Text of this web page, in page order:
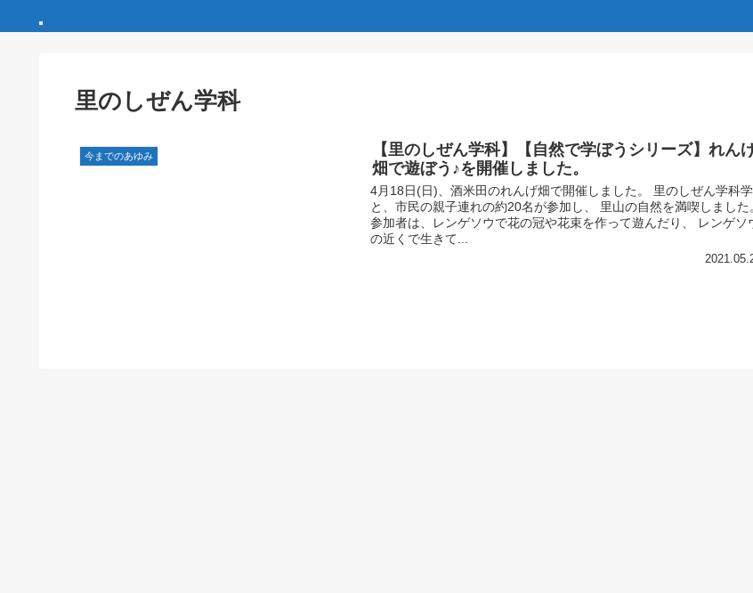
里のしぜん学科
今までのあゆみ
【里のしぜん学科】【自然で学ぼうシリーズ】れん
畑で遊ぼう♪を開催しました。
4月18日(日)、酒米田のれんげ畑で開催しました。 里のしぜん学科
と、市民の親子連れの約20名が参加し、 里山の自然を満喫しました
参加者は、レンゲソウで花の冠や花束を作って遊んだり、 レンゲソ
の近くで生きて...